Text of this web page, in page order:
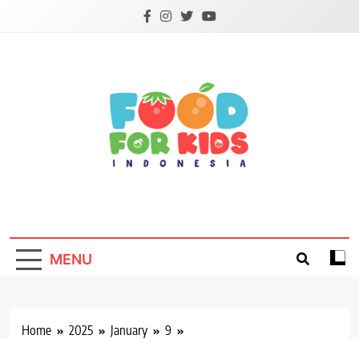
MENU
Home 2025 January
9